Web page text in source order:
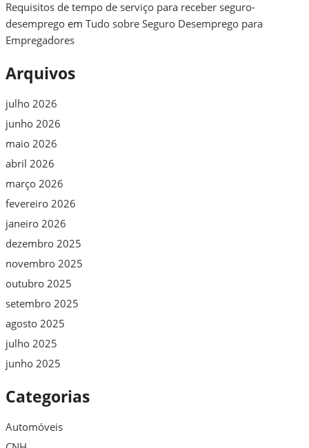
Requisitos de tempo de serviço para receber seguro-
desemprego em Tudo sobre Seguro Desemprego para
Empregadores
Arquivos
julho 2026
junho 2026
maio 2026
abril 2026
março 2026
fevereiro 2026
janeiro 2026
dezembro 2025
novembro 2025
outubro 2025
setembro 2025
agosto 2025
julho 2025
junho 2025
Categorias
Automóveis